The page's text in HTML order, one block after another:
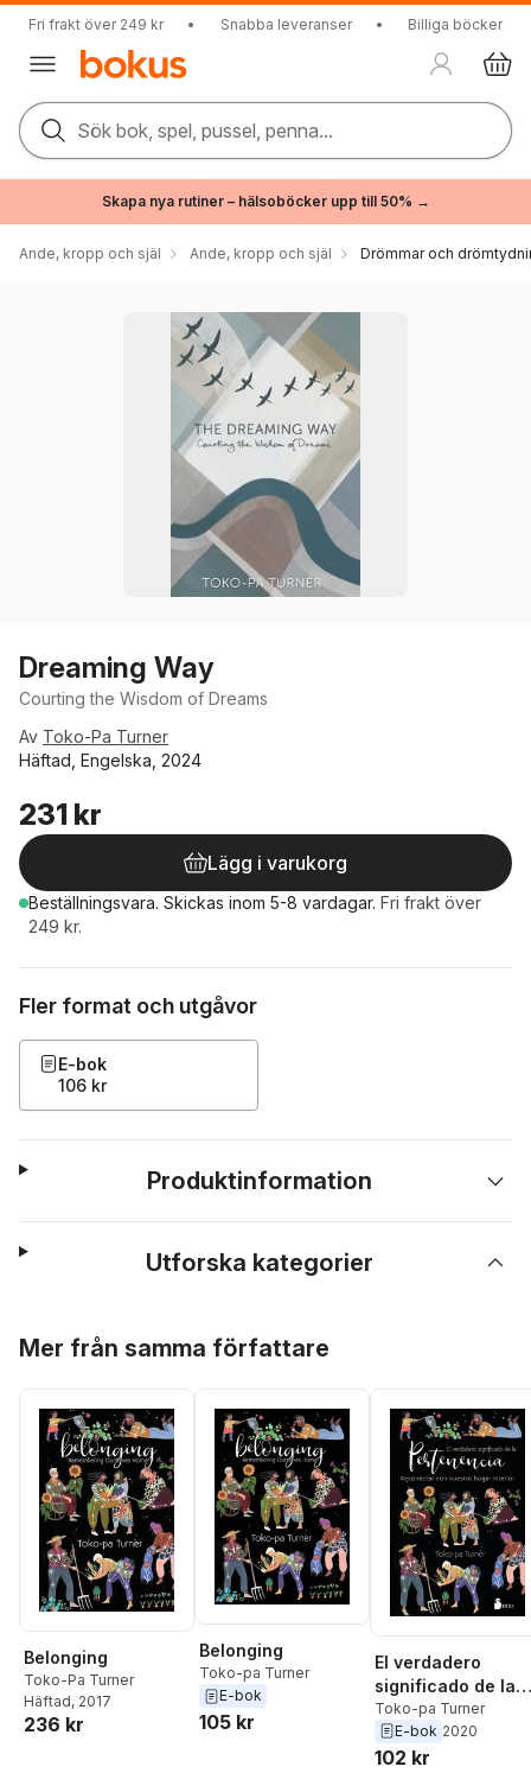
Fri frakt över 249 kr • Snabba leveranser • Billiga böcker
Sök bok, spel, pussel, penna...
Skapa nya rutiner – hälsoböcker upp till 50% →
Ande, kropp och själ Ande, kropp och själ Drömmar och
Dreaming Way
Courting the Wisdom of Dreams
Av Toko-Pa Turner
Häftad, Engelska, 2024
231 kr
Lägg i varukorg
Beställningsvara. Skickas inom 5-8 vardagar. Fri frakt över
249 kr.
Fler format och utgåvor
E-bok
106 kr
Produktinformation
Utforska kategorier
Mer från samma författare
Belonging
Toko-Pa Turner
Häftad, 2017
236 kr
Belonging
Toko-pa Turner
E-bok
105 kr
El verdadero
significado de la
pertenencia
Toko-pa Turner
E-bok 2020
102 kr